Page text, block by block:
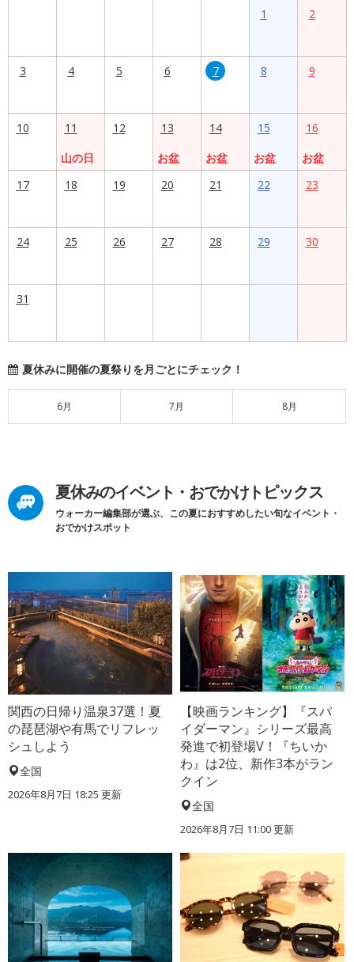
1 2
3 4 5 6 7 8 9
10
11
山の日
12
13
お盆
14
お盆
15
お盆
16
お盆
17
18 19 20 21 22 23
24 25 26 27 28 29 30
31
夏休みに開催の夏祭りを月ごとにチェック！
6月 7月 8月
夏休みのイベント・おでかけトピックス
ウォーカー編集部が選ぶ、この夏におすすめしたい旬なイベント・
おでかけスポット
関西の日帰り温泉37選！夏
の琵琶湖や有馬でリフレッ
シュしよう
全国
2026年8月7日 18:25 更新
【映画ランキング】『スパ
イダーマン』シリーズ最高
発進で初登場V！『ちいか
わ』は2位、新作3本がラン
クイン
全国
2026年8月7日 11:00更新